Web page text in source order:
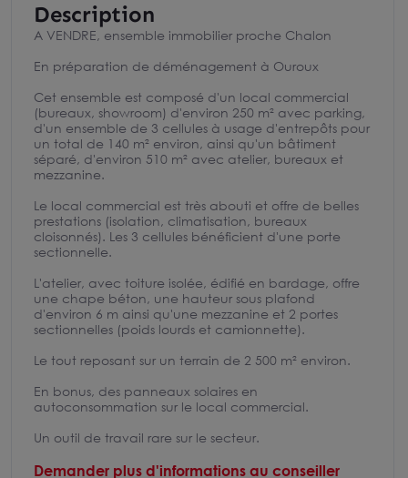
Description
A VENDRE, ensemble immobilier proche Chalon
En préparation de déménagement à Ouroux
Cet ensemble est composé d'un local commercial
(bureaux, showroom) d'environ 250 m² avec parking,
d'un ensemble de 3 cellules à usage d'entrepôts pour
un total de 140 m² environ, ainsi qu'un bâtiment
séparé, d'environ 510 m² avec atelier, bureaux et
mezzanine.
Le local commercial est très abouti et offre de belles
prestations (isolation, climatisation, bureaux
cloisonnés). Les 3 cellules bénéficient d'une porte
sectionnelle.
L'atelier, avec toiture isolée, édifié en bardage, offre
une chape béton, une hauteur sous plafond
d'environ 6 m ainsi qu'une mezzanine et 2 portes
sectionnelles (poids lourds et camionnette).
Le tout reposant sur un terrain de 2 500 m² environ.
En bonus, des panneaux solaires en
autoconsommation sur le local commercial.
Un outil de travail rare sur le secteur.
Demander plus d'informations au conseiller